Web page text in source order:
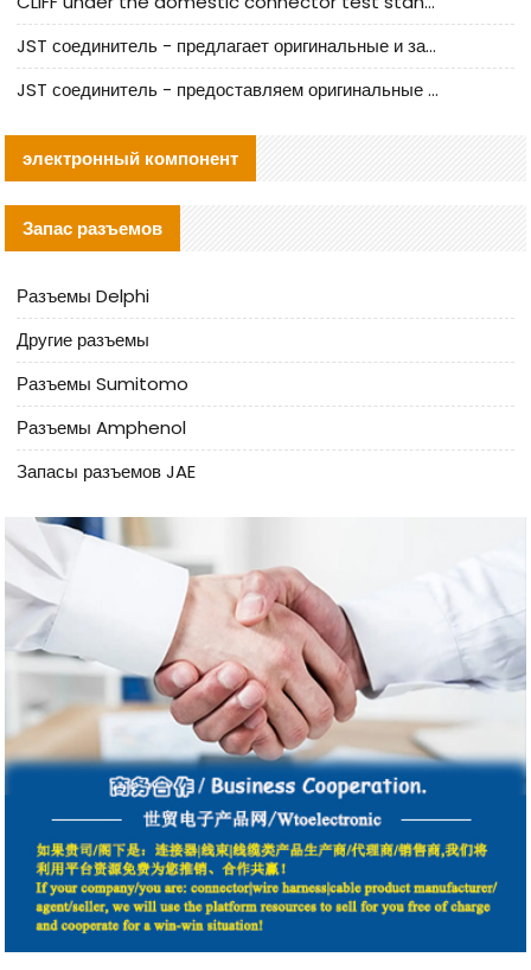
JST соединитель - предлагает оригинальные и заменяющие JST NSHR-02V-S соединители
JST соединитель - предоставляем оригинальные JST GHR-09V-S соединители и их аналоги
электронный компонент
Запас разъемов
Разъемы Delphi
Другие разъемы
Разъемы Sumitomo
Разъемы Amphenol
Запасы разъемов JAE